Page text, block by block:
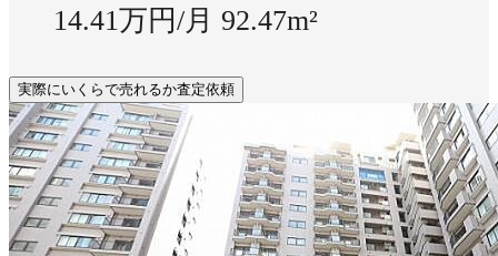
14.41万円/月 92.47m²
実際にいくらで売れるか査定依頼